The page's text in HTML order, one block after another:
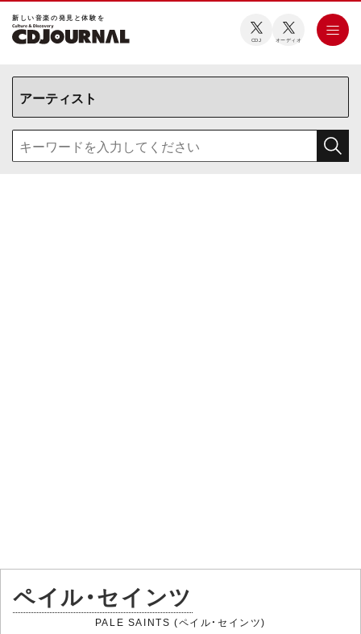
新しい⾳楽の発⾒と体験を
CDJ オーディオ
ペイル・セインツ
PALE SAINTS (ペイル・セインツ)